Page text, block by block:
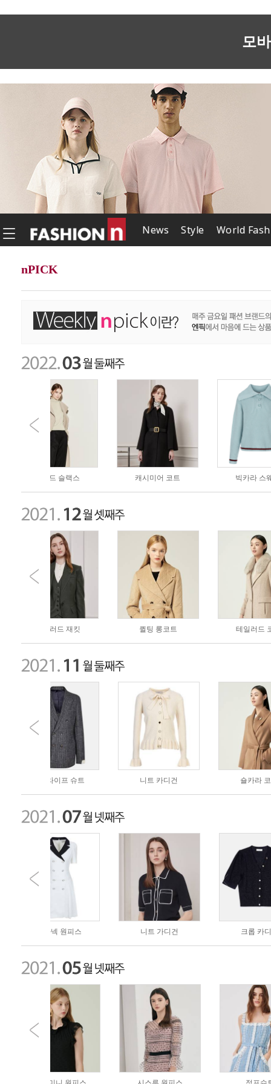
모
News Style World
nPICK
캐시미어 코트 빅카라 스웨터
퀼팅 롱코트 테일러드 코트
니트 카디건 숄카라 코트
니트 가디건 크롭 카디건